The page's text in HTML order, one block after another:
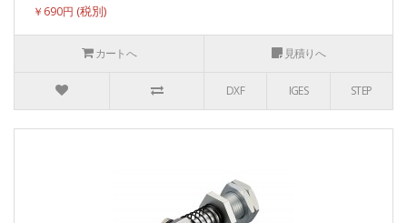
￥690円
カートへ 見積りへ
DXF IGES STEP